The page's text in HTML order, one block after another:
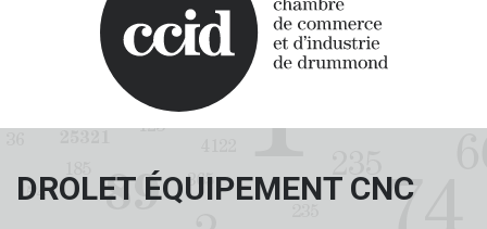
DROLET ÉQUIPEMENT CNC